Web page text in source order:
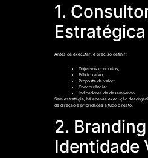
1.
Estratégica
Antes de executar, é preciso definir:
Objetivos concretos;
Público alvo;
Proposta de valor;
Concorrência;
Indicadores de desempenho.
Sem estratégia, há apenas execução
dá direção e prioridades a tudo o resto.
2.
Identidade